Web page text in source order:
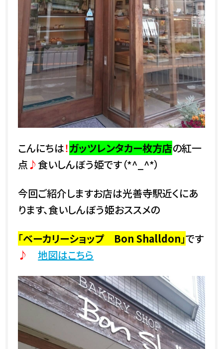
こんにちは！ガッツレンタカー枚方店の紅一
点♪食いしんぼう姫です（*^_^*）
今回ご紹介しますお店は光善寺駅近くにあ
ります、食いしんぼう姫おススメの
「ベーカリーショップ Bon Shalldon 」です
♪
地図はこちら